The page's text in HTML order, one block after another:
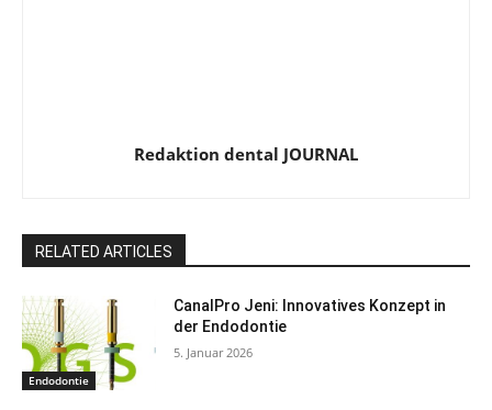
Redaktion dental JOURNAL
RELATED ARTICLES
Endodontie
CanalPro Jeni: Innovatives Konzept in
der Endodontie
5. Januar 2026